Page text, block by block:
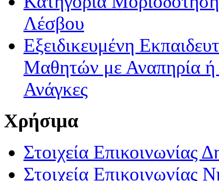
Λέσβου
Εξειδικευμένη
Μαθητών με Αναπηρία ή /
Ανάγκες
Χρήσιμα
Στοιχεία Επικοινωνίας
Στοιχεία Επικοινωνίας